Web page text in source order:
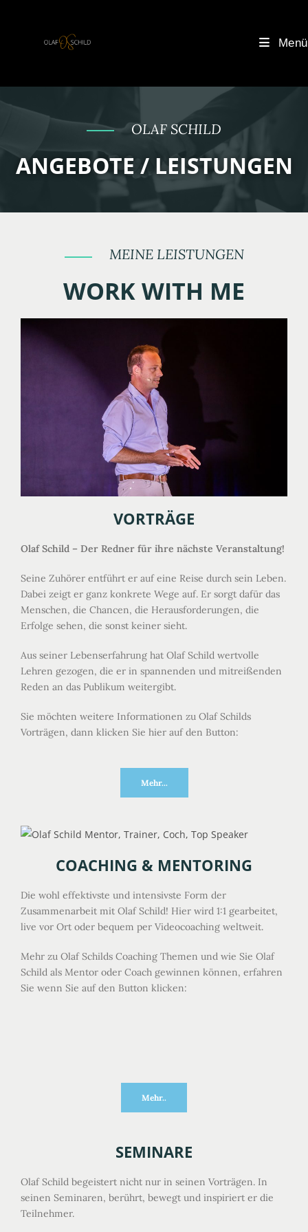
Menü
OLAF SCHILD
ANGEBOTE / LEISTUNGEN
MEINE LEISTUNGEN
WORK WITH ME
VORTRÄGE
Olaf Schild – Der Redner für ihre nächste Veranstaltung!
Seine Zuhörer entführt er auf eine Reise durch sein Leben.
Dabei zeigt er ganz konkrete Wege auf. Er sorgt dafür das
Menschen, die Chancen, die Herausforderungen, die
Erfolge sehen, die sonst keiner sieht.
Aus seiner Lebenserfahrung hat Olaf Schild wertvolle
Lehren gezogen, die er in spannenden und mitreißenden
Reden an das Publikum weitergibt.
Sie möchten weitere Informationen zu Olaf Schilds
Vorträgen, dann klicken Sie hier auf den Button:
Mehr...
COACHING & MENTORING
Die wohl effektivste und intensivste Form der
Zusammenarbeit mit Olaf Schild! Hier wird 1:1 gearbeitet,
live vor Ort oder bequem per Videocoaching weltweit.
Mehr zu Olaf Schilds Coaching Themen und wie Sie Olaf
Schild als Mentor oder Coach gewinnen können, erfahren
Sie wenn Sie auf den Button klicken:
Mehr..
SEMINARE
Olaf Schild begeistert nicht nur in seinen Vorträgen. In
seinen Seminaren, berührt, bewegt und inspiriert er die
Teilnehmer.